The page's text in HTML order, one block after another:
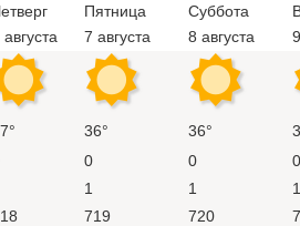
Пятница
7 августа
Суббота
8 августа
36° 36°
0 0 0
1 1 1
719 720